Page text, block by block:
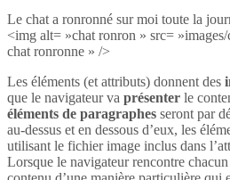
Le chat a ronronné sur moi toute la
<img alt= »chat ronron » src=
chat ronronne » />
Les éléments (et attributs) donnent des
que le navigateur va présenter le
éléments de paragraphes seront par
au-dessus et en dessous d’eux, les
utilisant le fichier image inclus dans
Lorsque le navigateur rencontre